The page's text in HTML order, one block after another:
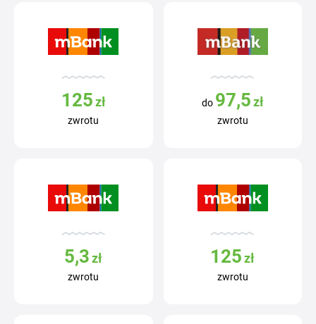
125zł
zwrotu
do 97,5zł
zwrotu
5,3 zł
zwrotu
125 zł
zwrotu